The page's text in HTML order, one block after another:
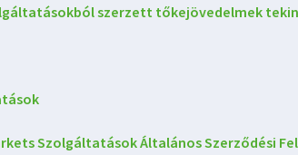
szerzett tőkejövedelmek
Szolgáltatások Általános Szerződési